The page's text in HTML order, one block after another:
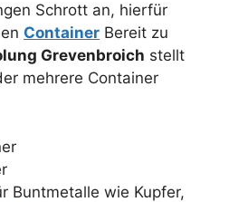
Schrott an, hierfür
Container Bereit zu
Grevenbroich stellt
mehrere Container
Buntmetalle wie Kupfer,